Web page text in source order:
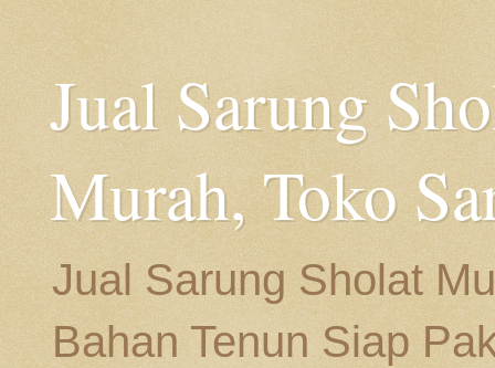
Jual Sarung
Murah, Toko
Jual Sarung Sholat
Bahan Tenun Siap